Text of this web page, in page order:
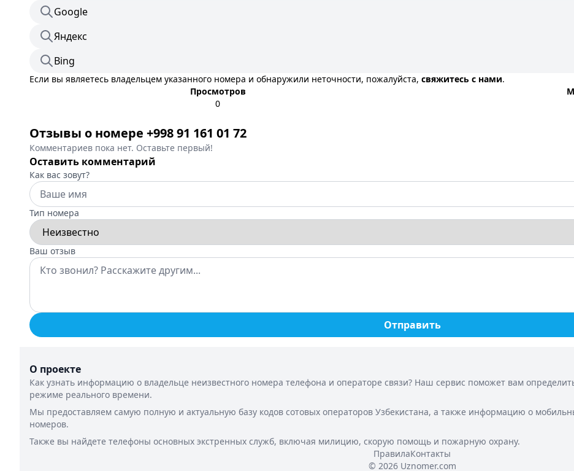
Google
Яндекс
Bing
Если вы являетесь владельцем указанного номера и обнаружили неточности, пожалуйста, свяжитесь с нами.
Просмотров
0
Отзывы о номере +998 91 161 01 72
Комментариев пока нет. Оставьте первый!
Оставить комментарий
Как вас зовут?
Тип номера
Ваш отзыв
Отправить
О проекте
Как узнать информацию о владельце неизвестного номера телефона и операторе связи? Наш сервис поможет вам
режиме реального времени.
Мы предоставляем самую полную и актуальную базу кодов сотовых операторов Узбекистана, а также информацию о
номеров.
Также вы найдете телефоны основных экстренных служб, включая милицию, скорую помощь и пожарную охрану.
ПравилаКонтакты
© 2026 Uznomer.com